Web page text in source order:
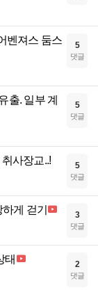
벤져스 둠스
5
댓글
출. 일부 계
5
댓글
사장교..! 5
댓글
게 걷기 3
댓글
태 2
댓글